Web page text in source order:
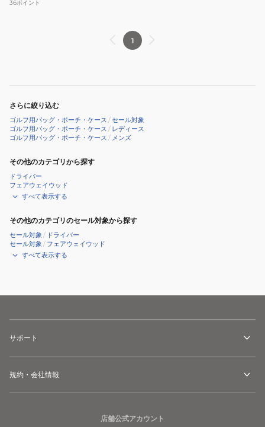
ネ
ッ
ト
タ
イ
プ
QQBVJX70
BK00
36ポイント
1
さらに絞り込む
ゴルフ用バッグ・ポーチ・ケース /セール対象
ゴルフ用バッグ・ポーチ・ケース / レディース
ゴルフ用バッグ・ポーチ・ケース / メンズ
その他のカテゴリから探す
ドライバー
フェアウェイウッド
すべて表示する
その他のカテゴリのセール対象から探す
セール対象 / ドライバー
セール対象 / フェアウェイウッド
すべて表示する
サポート
規約・会社情報
店舗公式アカウント